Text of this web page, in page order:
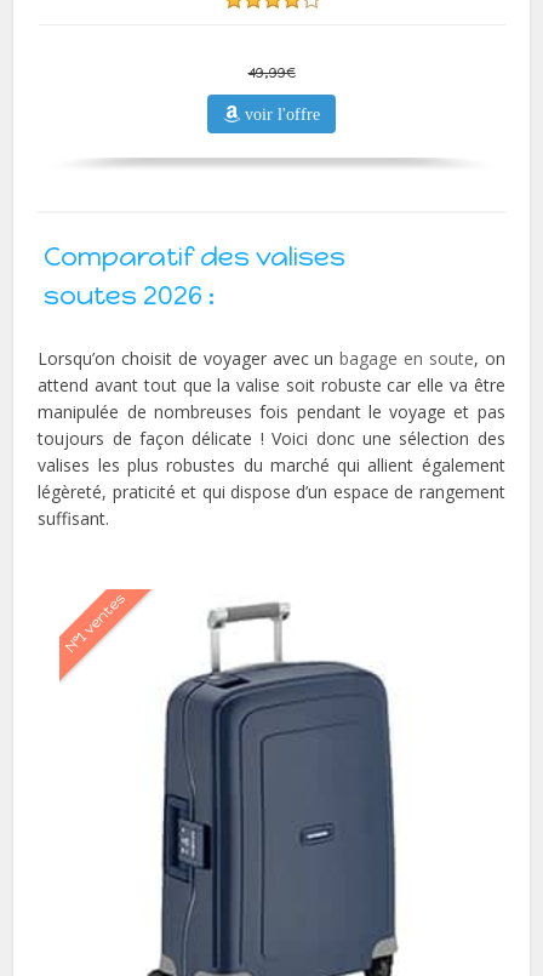
49,99€
voir l'offre
Comparatif des valises
soutes 2026 :
Lorsqu’on choisit de voyager avec unbagage en soute, on
attend avant tout que la valise soit robuste car elle va être
manipulée de nombreuses fois pendant le voyage et pas
toujours de façon délicate ! Voici donc une sélection des
valises les plus robustes du marché qui allient également
légèreté, praticité et qui dispose d’un espace de rangement
suffisant.
N°1 ventes